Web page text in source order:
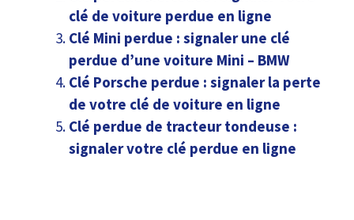
clé de voiture perdue en ligne
Clé Mini perdue : signaler une clé
perdue d’une voiture Mini – BMW
Clé Porsche perdue : signaler la perte
de votre clé de voiture en ligne
Clé perdue de tracteur tondeuse :
signaler votre clé perdue en ligne